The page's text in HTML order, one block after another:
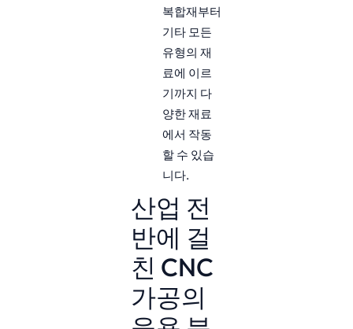
복합재부터
기타 모든
유형의 재
료에 이르
기까지 다
양한 재료
에서 작동
할 수 있습
니다.
산업 전
반에 걸
친 CNC
가공의